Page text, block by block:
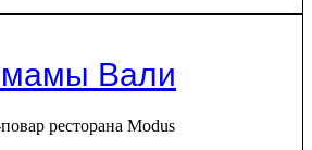
мамы Вали
ресторана Modus